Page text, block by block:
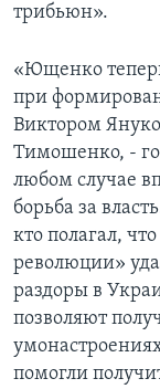
трибьюн».
«Ющенко
при
Виктором
Тимошенко, -
любом случае
борьба за
кто полагал,
революции»
раздоры в
позволяют
помогли